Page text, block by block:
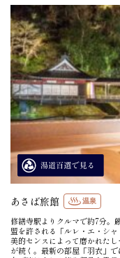
あさば旅館 温泉
修繕寺駅よりクルマで約7分。
盟を許される「ルレ・エ・シ
美的センスによって磨かれた
が続く。最新の部屋「羽衣」